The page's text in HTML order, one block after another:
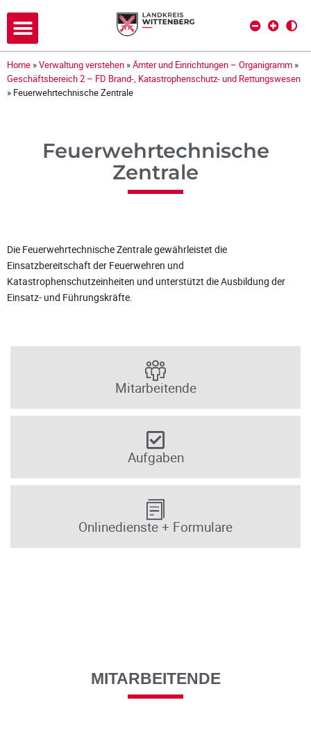
Home »Verwaltung verstehen »Ämter und Einrichtungen – Organigramm »
Geschäftsbereich 2 – FD Brand-, Katastrophenschutz- und Rettungswesen
» Feuerwehrtechnische Zentrale
Feuerwehrtechnische
Zentrale
Die Feuerwehrtechnische Zentrale gewährleistet die
Einsatzbereitschaft der Feuerwehren und
Katastrophenschutzeinheiten und unterstützt die Ausbildung der
Einsatz- und Führungskräfte.
Mitarbeitende
Aufgaben
Onlinedienste + Formulare
MITARBEITENDE